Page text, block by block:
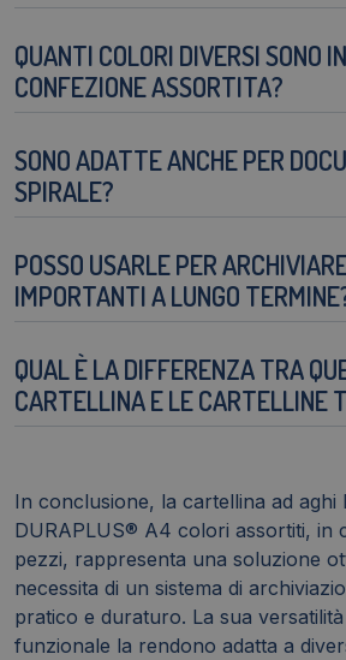
QUANTI COLORI DIVERSI SONO
CONFEZIONE ASSORTITA?
SONO ADATTE ANCHE PER
SPIRALE?
POSSO USARLE PER
IMPORTANTI A LUNGO
QUAL È LA DIFFERENZA TRA
CARTELLINA E LE CARTELLINE
In conclusione, la cartellina ad aghi
DURAPLUS® A4 colori assortiti, in
pezzi, rappresenta una soluzione
necessita di un sistema di
pratico e duraturo. La sua versatilità
funzionale la rendono adatta a